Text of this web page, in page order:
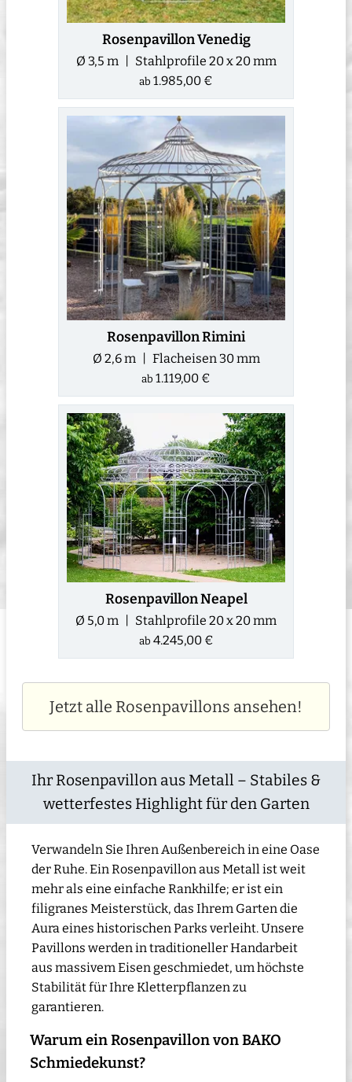
Rosenpavillon Venedig
Ø 3,5 m | Stahlprofile 20 x 20 mm
ab 1.985,00 €
Rosenpavillon Rimini
Ø 2,6 m | Flacheisen 30 mm
ab 1.119,00 €
Rosenpavillon Neapel
Ø 5,0 m | Stahlprofile 20 x 20 mm
ab 4.245,00 €
Jetzt alle Rosenpavillons ansehen!
Ihr Rosenpavillon aus Metall – Stabiles &
wetterfestes Highlight für den Garten
Verwandeln Sie Ihren Außenbereich in eine Oase
der Ruhe. Ein Rosenpavillon aus Metall ist weit
mehr als eine einfache Rankhilfe; er ist ein
filigranes Meisterstück, das Ihrem Garten die
Aura eines historischen Parks verleiht. Unsere
Pavillons werden in traditioneller Handarbeit
aus massivem Eisen geschmiedet, um höchste
Stabilität für Ihre Kletterpflanzen zu
garantieren.
Warum ein Rosenpavillon von BAKO
Schmiedekunst?